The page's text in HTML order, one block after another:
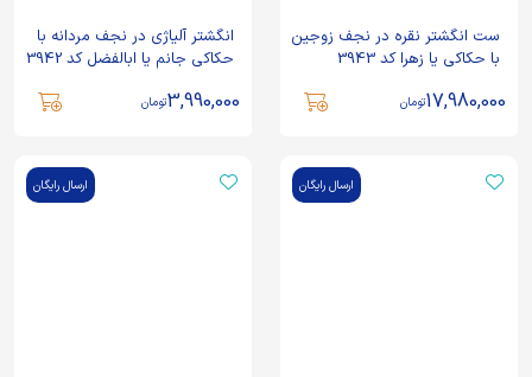
ست انگشتر نقره در نجف زوجین
با حکاکی یا زهرا کد 3943
17,980,000تومان
انگشتر آلیاژی در نجف مردانه با
حکاکی جانم یا ابالفضل کد 3942
3,990,000تومان
ارسال رایگان ارسال رایگان